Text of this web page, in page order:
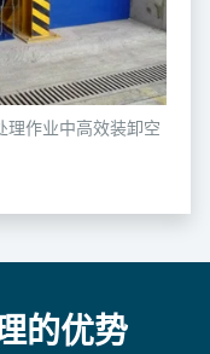
作业中高效装卸空
的优势